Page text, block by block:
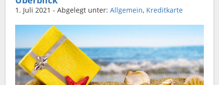
1. Juli 2021 - Abgelegt unter: Allgemein, Kreditkarte